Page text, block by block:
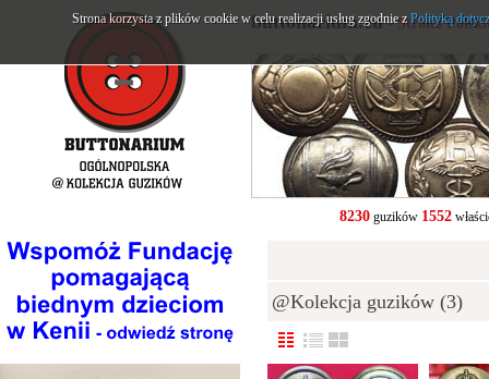
buttonarium.eu- Strona
8230guzików 1552
@Kolekcja guzików (3)
Strona korzysta z plików cookie w celu realizacji usług zgodnie zPolityką